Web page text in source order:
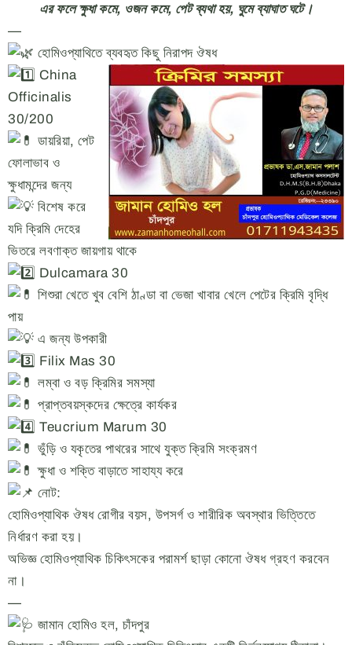
এর ফলে ক্ষুধা কমে, ওজন কমে, পেট ব্যথা হয়, ঘুমে ব্যাঘাত ঘটে।
—
হোমিওপ্যাথিতে ব্যবহৃত কিছু নিরাপদ ঔষধ
China
Officinalis
30/200
ডায়রিয়া, পেট
ফোলাভাব ও
ক্ষুধামন্দের জন্য
বিশেষ করে
যদি ক্রিমি দেহের
ভিতরে লবণাক্ত জায়গায় থাকে
Dulcamara 30
শিশুরা খেতে খুব বেশি ঠাণ্ডা বা ভেজা খাবার খেলে পেটের ক্রিমি বৃদ্ধি
পায়
এ জন্য উপকারী
Filix Mas 30
লম্বা ও বড় ক্রিমির সমস্যা
প্রাপ্তবয়স্কদের ক্ষেত্রে কার্যকর
Teucrium Marum 30
ভুঁড়ি ও যকৃতের পাথরের সাথে যুক্ত ক্রিমি সংক্রমণ
ক্ষুধা ও শক্তি বাড়াতে সাহায্য করে
নোট:
হোমিওপ্যাথিক ঔষধ রোগীর বয়স, উপসর্গ ও শারীরিক অবস্থার ভিত্তিতে
নির্ধারণ করা হয়।
অভিজ্ঞ হোমিওপ্যাথিক চিকিৎসকের পরামর্শ ছাড়া কোনো ঔষধ গ্রহণ করবেন
না।
—
জামান হোমিও হল, চাঁদপুর